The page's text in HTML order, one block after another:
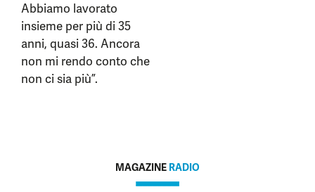
Abbiamo lavorato
insieme per più di 35
anni, quasi 36. Ancora
non mi rendo conto che
non ci sia più”.
MAGAZINE RADIO